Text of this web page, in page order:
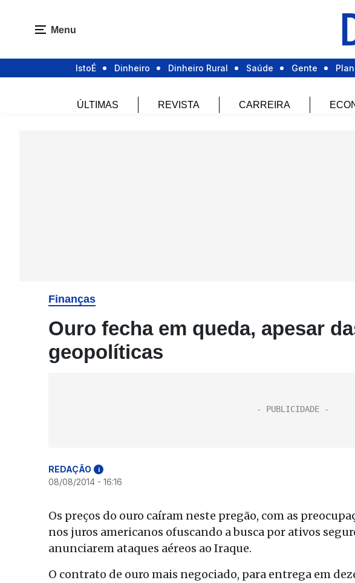
Menu
IstoÉ Dinheiro Dinheiro Rural Saúde Gente
ÚLTIMAS REVISTA CARREIRA
Finanças
Ouro fecha em queda, apesar
geopolíticas
REDAÇÃO i
08/08/2014 - 16:16
Os preços do ouro caíram neste pregão, com as
nos juros americanos ofuscando a busca por ativos
anunciarem ataques aéreos ao Iraque.
O contrato de ouro mais negociado, para entrega em